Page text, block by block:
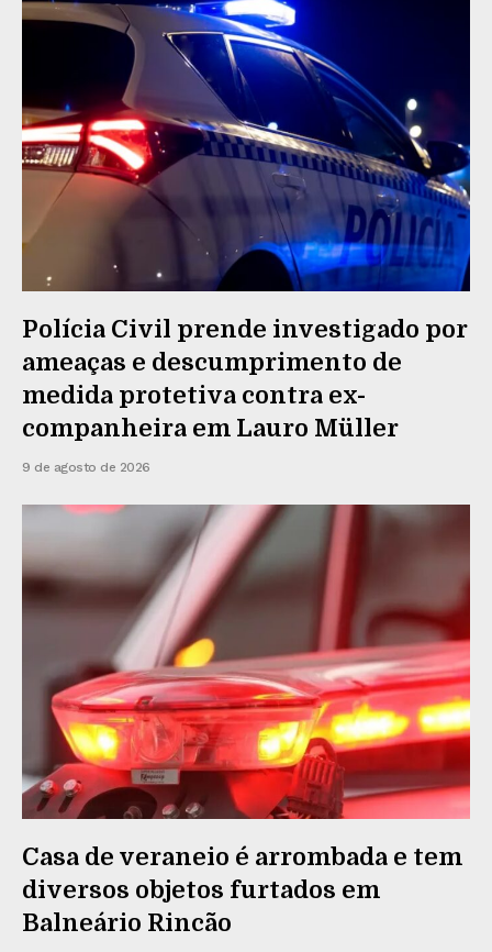
Polícia Civil prende investigado por
ameaças e descumprimento de
medida protetiva contra ex-
companheira em Lauro Müller
9 de agosto de 2026
Casa de veraneio é arrombada e tem
diversos objetos furtados em
Balneário Rincão